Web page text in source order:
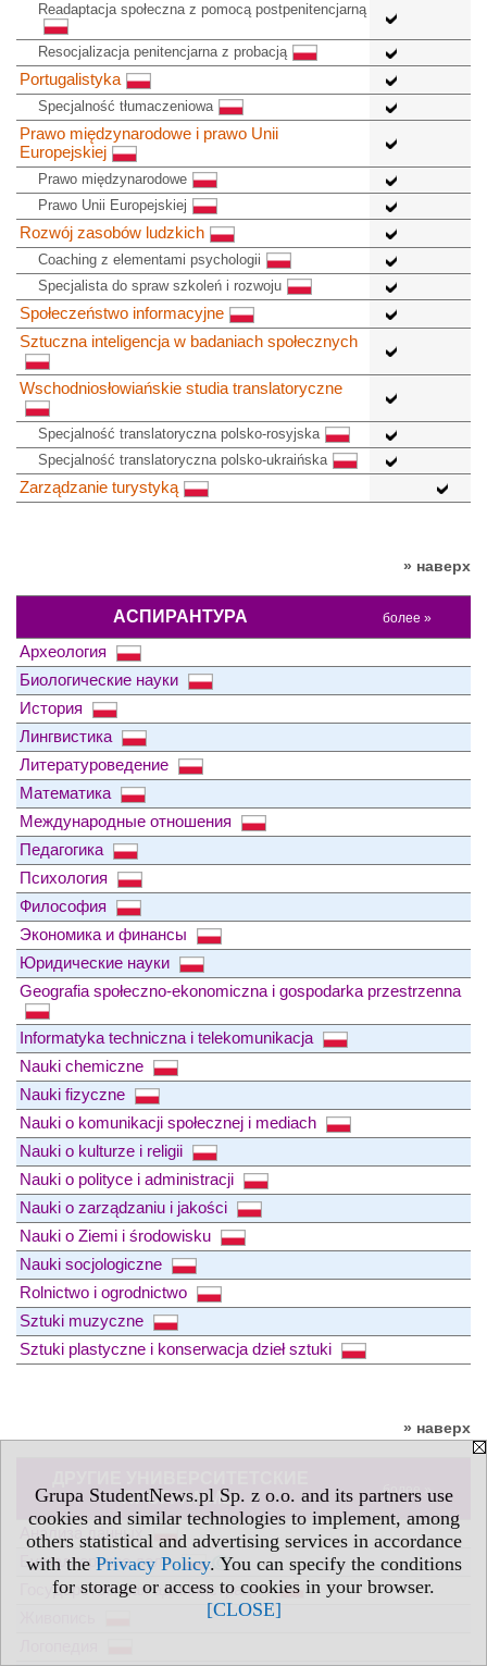
Grupa StudentNews.pl Sp. z o.o. and its partners use
cookies and similar technologies to implement, among
others statistical and advertising services in accordance
with the Privacy Policy. You can specify the conditions
for storage or access to cookies in your browser.
[CLOSE]
Readaptacja społeczna z pomocą postpenitencjarną
Resocjalizacja penitencjarna z probacją
Portugalistyka
Specjalność tłumaczeniowa
Prawo międzynarodowe i prawo Unii
Europejskiej
Prawo międzynarodowe
Prawo Unii Europejskiej
Rozwój zasobów ludzkich
Coaching z elementami psychologii
Specjalista do spraw szkoleń i rozwoju
Społeczeństwo informacyjne
Sztuczna inteligencja w badaniach społecznych
Wschodniosłowiańskie studia translatoryczne
Specjalność translatoryczna polsko-rosyjska
Specjalność translatoryczna polsko-ukraińska
Zarządzanie turystyką
» наверх
АСПИРАНТУРА более »
Археология
Биологические науки
История
Лингвистика
Литературоведение
Математика
Международные отношения
Педагогика
Психология
Философия
Экономика и финансы
Юридические науки
Geografia społeczno-ekonomiczna i gospodarka przestrzenna
Informatyka techniczna i telekomunikacja
Nauki chemiczne
Nauki fizyczne
Nauki o komunikacji społecznej i mediach
Nauki o kulturze i religii
Nauki o polityce i administracji
Nauki o zarządzaniu i jakości
Nauki o Ziemi i środowisku
Nauki socjologiczne
Rolnictwo i ogrodnictwo
Sztuki muzyczne
Sztuki plastyczne i konserwacja dzieł sztuki
» наверх
ПРОГРАММЫ
более »
Анализа данных
Бухгалтерское дело
Государственная администрация